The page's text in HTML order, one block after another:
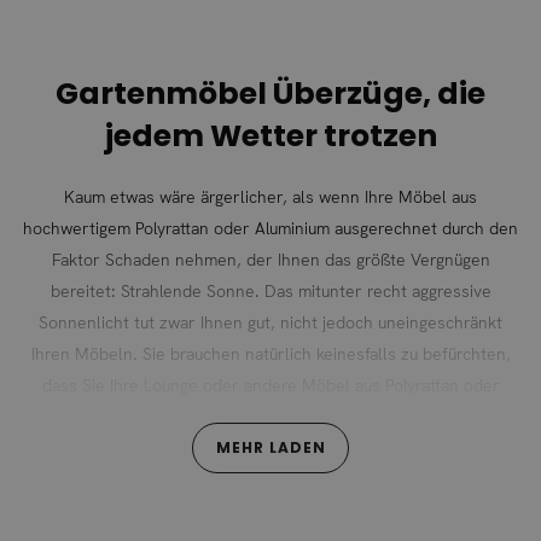
Gartenmöbel Überzüge, die
jedem Wetter trotzen
Kaum etwas wäre ärgerlicher, als wenn Ihre Möbel aus
hochwertigem Polyrattan oder Aluminium ausgerechnet durch den
Faktor Schaden nehmen, der Ihnen das größte Vergnügen
bereitet: Strahlende Sonne. Das mitunter recht aggressive
Sonnenlicht tut zwar Ihnen gut, nicht jedoch uneingeschränkt
Ihren Möbeln. Sie brauchen natürlich keinesfalls zu befürchten,
schleppen müssen. Allerdings kann ein ansehnlicher Überzug,
sofern Sie die Möbel nicht sowieso gerade in Benutzung haben,
MEHR LADEN